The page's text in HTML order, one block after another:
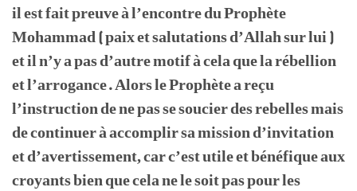
il est fait preuve à l’encontre du Prophète
Mohammad ( paix et salutations d’Allah sur lui )
et il n’y a pas d’autre motif à cela que la rébellion
et l’arrogance. Alors le Prophète a reçu
l’instruction de ne pas se soucier des rebelles mais
de continuer à accomplir sa mission d’invitation
et d’avertissement, car c’est utile et bénéfique aux
croyants bien que cela ne le soit pas pour les